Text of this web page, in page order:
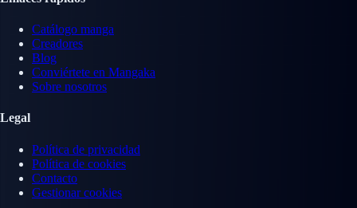
Catálogo manga
Creadores
Blog
Conviértete en Mangaka
Sobre nosotros
Legal
Política de privacidad
Política de cookies
Contacto
Gestionar cookies